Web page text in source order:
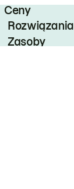
Ceny
Rozwiązania
Zasoby